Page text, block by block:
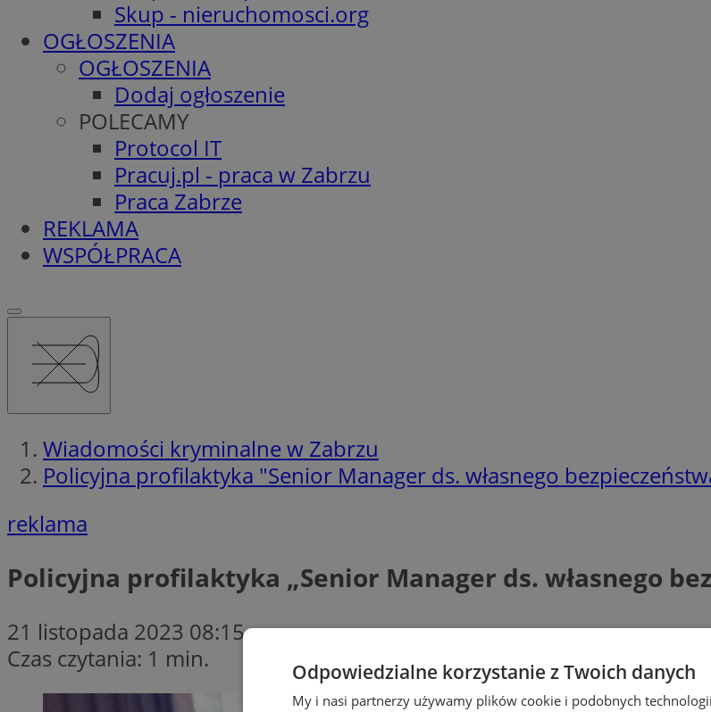
Skup - nieruchomosci.org
OGŁOSZENIA
OGŁOSZENIA
Dodaj ogłoszenie
POLECAMY
Protocol IT
Pracuj.pl - praca w Zabrzu
Praca Zabrze
REKLAMA
WSPÓŁPRACA
Wiadomości kryminalne w Zabrzu
Policyjna profilaktyka "Senior Manager ds. własnego
reklama
Policyjna profilaktyka „Senior Manager ds. własnego
21 listopada 2023 08:15
Czas czytania: 1 min.
Odpowiedzialne korzystanie z Twoich danych
My i nasi partnerzy używamy plików cookie i podobnych